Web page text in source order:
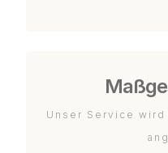
Unser Service